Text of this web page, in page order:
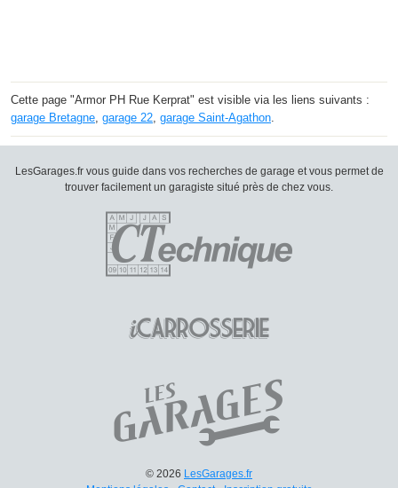
Cette page "Armor PH Rue Kerprat" est visible via les liens suivants :
garage Bretagne, garage 22, garage Saint-Agathon.
LesGarages.fr vous guide dans vos recherches de garage et vous permet de
trouver facilement un garagiste situé près de chez vous.
© 2026 LesGarages.fr